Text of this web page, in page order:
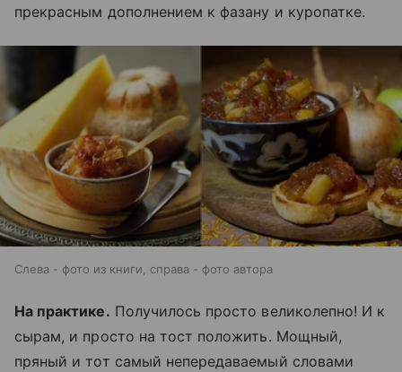
прекрасным дополнением к фазану и куропатке.
Слева - фото из книги, справа - фото автора
На практике. Получилось просто великолепно! И к
сырам, и просто на тост положить. Мощный,
пряный и тот самый непередаваемый словами